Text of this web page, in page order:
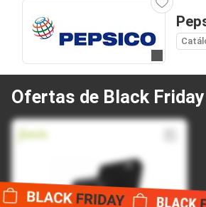
Ofertas de Black Friday